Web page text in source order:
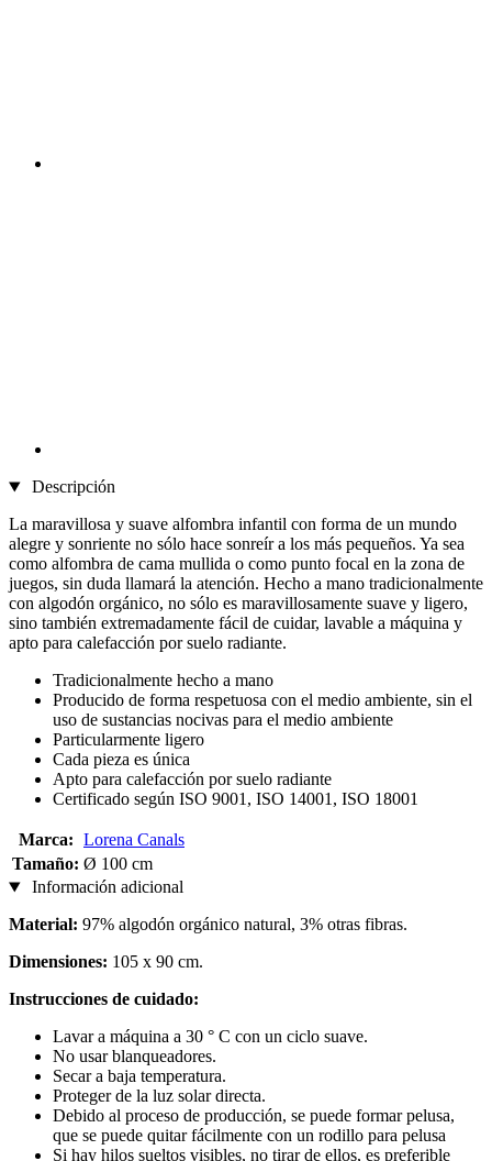
Descripción
La maravillosa y suave alfombra infantil con forma de un mundo
alegre y sonriente no sólo hace sonreír a los más pequeños. Ya sea
como alfombra de cama mullida o como punto focal en la zona de
juegos, sin duda llamará la atención. Hecho a mano tradicionalmente
con algodón orgánico, no sólo es maravillosamente suave y ligero,
sino también extremadamente fácil de cuidar, lavable a máquina y
apto para calefacción por suelo radiante.
Tradicionalmente hecho a mano
Producido de forma respetuosa con el medio ambiente, sin el
uso de sustancias nocivas para el medio ambiente
Particularmente ligero
Cada pieza es única
Apto para calefacción por suelo radiante
Certificado según ISO 9001, ISO 14001, ISO 18001
Marca: Lorena Canals
Tamaño: Ø 100 cm
Información adicional
Material: 97% algodón orgánico natural, 3% otras fibras.
Dimensiones: 105 x 90 cm.
Instrucciones de cuidado:
Lavar a máquina a 30 ° C con un ciclo suave.
No usar blanqueadores.
Secar a baja temperatura.
Proteger de la luz solar directa.
Debido al proceso de producción, se puede formar pelusa,
que se puede quitar fácilmente con un rodillo para pelusa
Si hay hilos sueltos visibles, no tirar de ellos, es preferible